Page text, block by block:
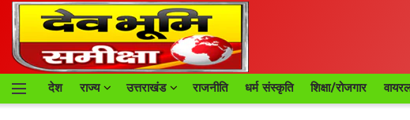
देश राज्य उत्तराखंड राजनीति धर्म संस्कृति शिक्षा/रोजगार